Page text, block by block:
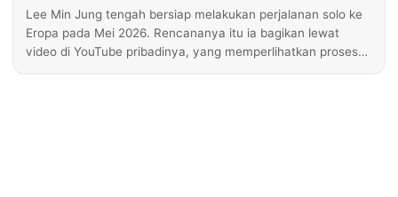
Lee Min Jung tengah bersiap melakukan perjalanan solo ke
Eropa pada Mei 2026. Rencananya itu ia bagikan lewat
video di YouTube pribadinya, yang memperlihatkan proses…